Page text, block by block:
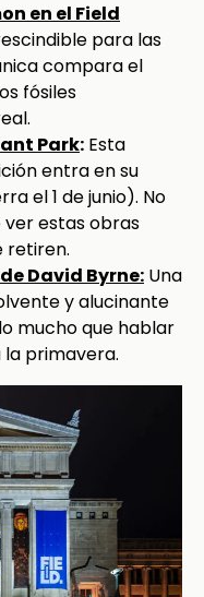
en el Field
para las
compara el
fósiles
Park: Esta
entra en su
el 1 de junio). No
estas obras
retiren.
David Byrne: Una
y alucinante
mucho que hablar
primavera.